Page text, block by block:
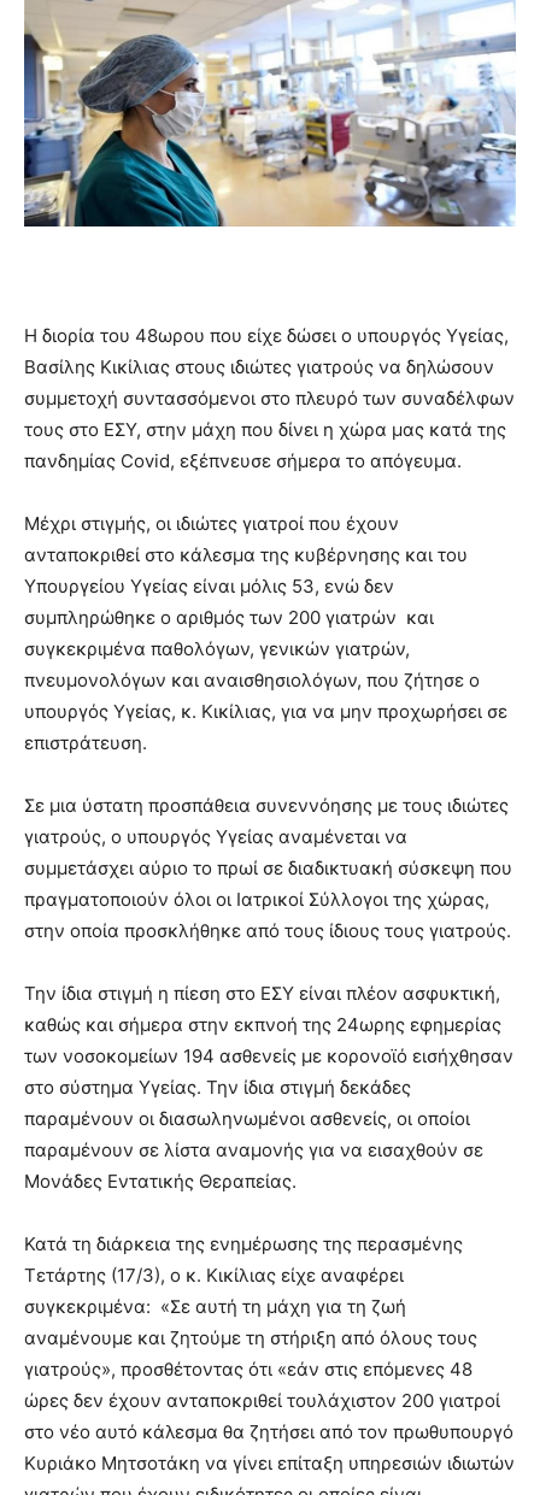
Η διορία του 48ωρου που είχε δώσει ο υπουργός Υγείας,
Βασίλης Κικίλιας στους ιδιώτες γιατρούς να δηλώσουν
συμμετοχή συντασσόμενοι στο πλευρό των συναδέλφων
τους στο ΕΣΥ, στην μάχη που δίνει η χώρα μας κατά της
πανδημίας Covid, εξέπνευσε σήμερα το απόγευμα.
Μέχρι στιγμής, οι ιδιώτες γιατροί που έχουν
ανταποκριθεί στο κάλεσμα της κυβέρνησης και του
Υπουργείου Υγείας είναι μόλις 53, ενώ δεν
συμπληρώθηκε ο αριθμός των 200 γιατρών και
συγκεκριμένα παθολόγων, γενικών γιατρών,
πνευμονολόγων και αναισθησιολόγων, που ζήτησε ο
υπουργός Υγείας, κ. Κικίλιας, για να μην προχωρήσει σε
επιστράτευση.
Σε μια ύστατη προσπάθεια συνεννόησης με τους ιδιώτες
γιατρούς, ο υπουργός Υγείας αναμένεται να
συμμετάσχει αύριο το πρωί σε διαδικτυακή σύσκεψη που
πραγματοποιούν όλοι οι Ιατρικοί Σύλλογοι της χώρας,
στην οποία προσκλήθηκε από τους ίδιους τους γιατρούς.
Την ίδια στιγμή η πίεση στο ΕΣΥ είναι πλέον ασφυκτική,
καθώς και σήμερα στην εκπνοή της 24ωρης εφημερίας
των νοσοκομείων 194 ασθενείς με κορονοϊό εισήχθησαν
στο σύστημα Υγείας. Την ίδια στιγμή δεκάδες
παραμένουν οι διασωληνωμένοι ασθενείς, οι οποίοι
παραμένουν σε λίστα αναμονής για να εισαχθούν σε
Μονάδες Εντατικής Θεραπείας.
Κατά τη διάρκεια της ενημέρωσης της περασμένης
Τετάρτης (17/3), ο κ. Κικίλιας είχε αναφέρει
συγκεκριμένα: «Σε αυτή τη μάχη για τη ζωή
αναμένουμε και ζητούμε τη στήριξη από όλους τους
γιατρούς», προσθέτοντας ότι «εάν στις επόμενες 48
ώρες δεν έχουν ανταποκριθεί τουλάχιστον 200 γιατροί
στο νέο αυτό κάλεσμα θα ζητήσει από τον πρωθυπουργό
Κυριάκο Μητσοτάκη να γίνει επίταξη υπηρεσιών ιδιωτών